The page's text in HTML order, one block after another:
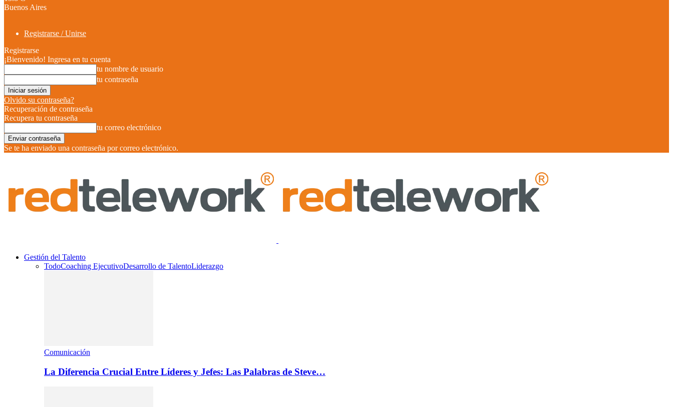
Buenos Aires
Registrarse / Unirse
Registrarse
¡Bienvenido! Ingresa en tu cuenta
tu nombre de usuario
tu contraseña
Olvido su contraseña?
Recuperación de contraseña
Recupera tu contraseña
tu correo electrónico
Se te ha enviado una contraseña por correo electrónico.
Gestión del Talento
TodoCoaching EjecutivoDesarrollo de TalentoLiderazgo
Comunicación
La Diferencia Crucial Entre Líderes y Jefes: Las Palabras de Steve…